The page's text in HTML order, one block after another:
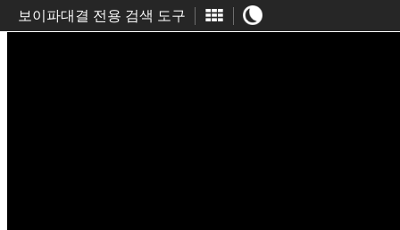
보이파대결 전용 검색 도구